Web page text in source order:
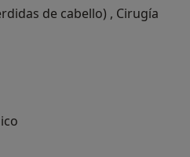
de cabello) , Cirugía
asistencial y docente)
y fuentes de Luz en el